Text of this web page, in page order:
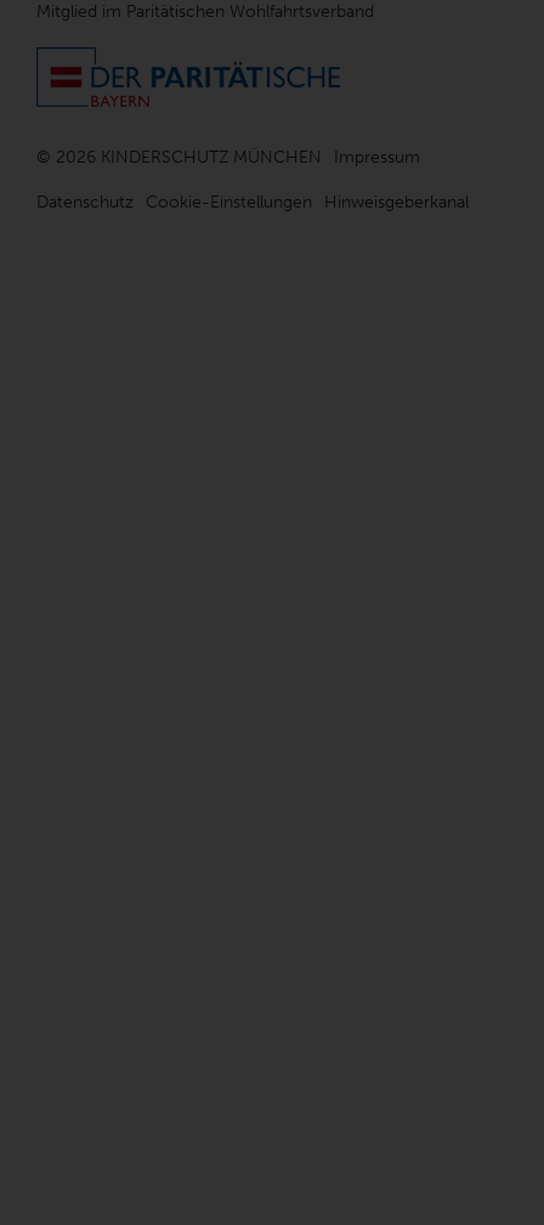
Mitglied im Paritätischen Wohlfahrtsverband
© 2026 KINDERSCHUTZ MÜNCHEN Impressum
Datenschutz Cookie-Einstellungen Hinweisgeberkanal